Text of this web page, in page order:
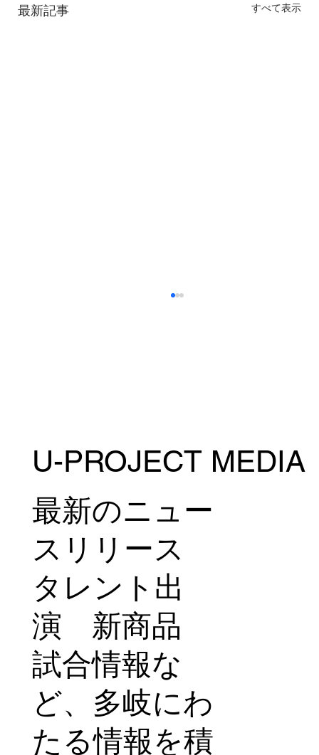
最新記事 すべて表示
新競輪ユニフォームモデルに「齋藤 雄
ニューアルを発表
U-PROJECT MEDIA
最新のニュー
スリリース
タレント出
演 新商品
試合情報な
ど、多岐にわ
たる情報を積